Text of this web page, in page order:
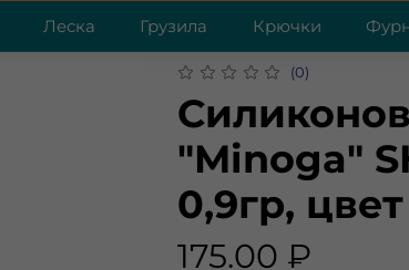
Леска Грузила Крючки
(0)
"Minoga"
0,9гр,
175.00 ₽